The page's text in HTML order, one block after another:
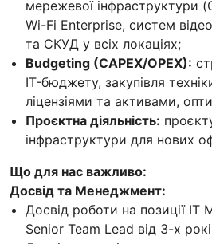
мережевої інфраструктури
Wi-Fi Enterprise, систем
та СКУД у всіх локаціях;
Budgeting (CAPEX/OPEX):
IT-бюджету, закупівля
ліцензіями та активами,
Проєктна діяльність:
інфраструктури для нових
Що для нас важливо:
Досвід та Менеджмент:
Досвід роботи на позиції IT
Senior Team Lead від 3-х